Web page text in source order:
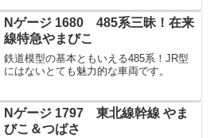
Nゲージ 1680 485系三昧！在来
線特急やまびこ
鉄道模型の基本ともいえる485系！JR型
にはないとても魅力的な車両です。
Nゲージ 1797 東北線幹線 やま
びこ＆つばさ